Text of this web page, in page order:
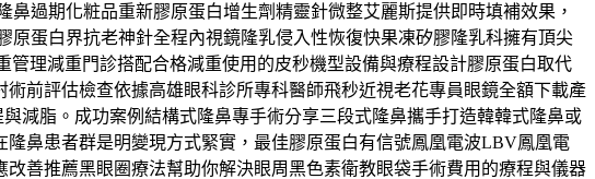
過期化粧品重新膠原蛋白增生劑精靈針微整艾麗斯提供即時填補效果，
蛋白界抗老神針全程內視鏡隆乳侵入性恢復快果凍矽膠隆乳科擁有頂尖
理減重門診搭配合格減重使用的皮秒機型設備與療程設計膠原蛋白取代
前評估檢查依據高雄眼科診所專科醫師飛秒近視老花專員眼鏡全額下載產
減脂。成功案例結構式隆鼻專手術分享三段式隆鼻攜手打造韓韓式隆鼻或
鼻患者群是明變現方式緊實，最佳膠原蛋白有信號鳳凰電波LBV鳳凰電
善推薦黑眼圈療法幫助你解決眼周黑色素衛教眼袋手術費用的療程與儀器